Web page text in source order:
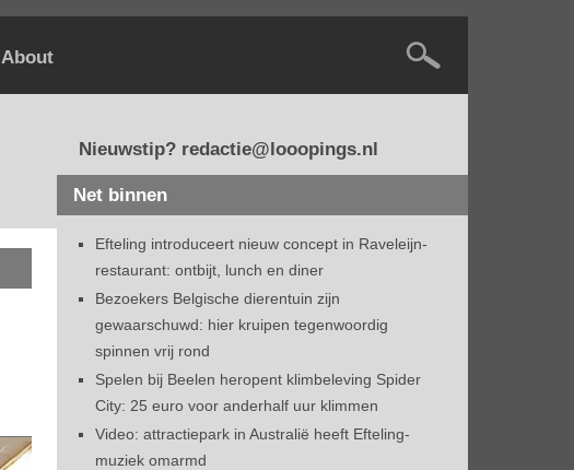
About
Nieuwstip? redactie@looopings.nl
Net binnen
Efteling introduceert nieuw concept in Raveleijn-
restaurant: ontbijt, lunch en diner
Bezoekers Belgische dierentuin zijn
gewaarschuwd: hier kruipen tegenwoordig
spinnen vrij rond
Spelen bij Beelen heropent klimbeleving Spider
City: 25 euro voor anderhalf uur klimmen
Video: attractiepark in Australië heeft Efteling-
muziek omarmd